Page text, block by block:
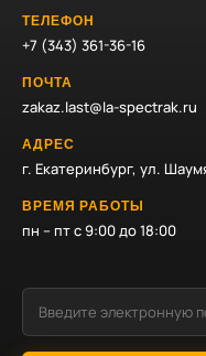
ТЕЛЕФОН
+7 (343) 361-36-16
ПОЧТА
zakaz.last@la-spectrak.ru
АДРЕС
г. Екатеринбург, ул.
ВРЕМЯ РАБОТЫ
пн – пт с 9:00 до 18:00